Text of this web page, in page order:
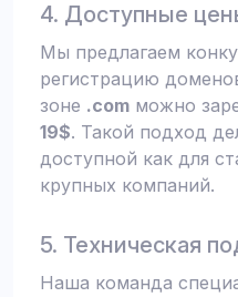
4. Доступные
Мы предлагаем
регистрацию
зоне .com можно
19$. Такой подход
доступной как для
крупных компаний.
5. Техническая
Наша команда